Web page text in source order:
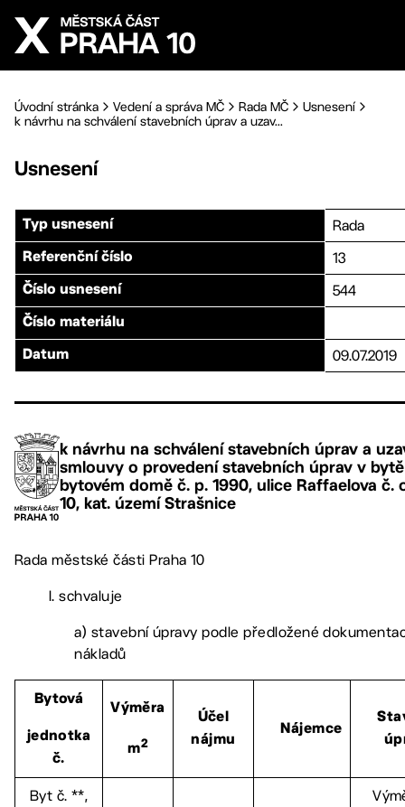
Přejít na hlavní obsah
Úvodní stránka Vedení a správa MČ Rada MČ
Usnesení
k návrhu na schválení stavebních úprav a uzav...
Usnesení
Typ usnesení Rada
Referenční číslo 13
Číslo usnesení 544
Číslo materiálu
Datum 09.07.2019
k návrhu na schválení stavebních úprav a
smlouvy o provedení stavebních úprav v
bytovém domě č. p. 1990, ulice Raffaelova č.
10, kat. území Strašnice
Rada městské části Praha 10
I. schvaluje
a) stavební úpravy podle předložené
nákladů
Bytová
jednotka
č.
Výměra
m2
Účel
nájmu
Nájemce
Byt č. **,